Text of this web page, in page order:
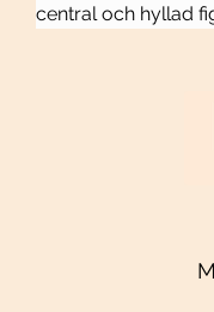
central och hyllad